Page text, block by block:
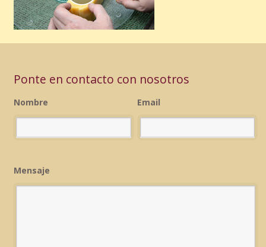
Ponte en contacto con nosotros
Nombre Email
Mensaje